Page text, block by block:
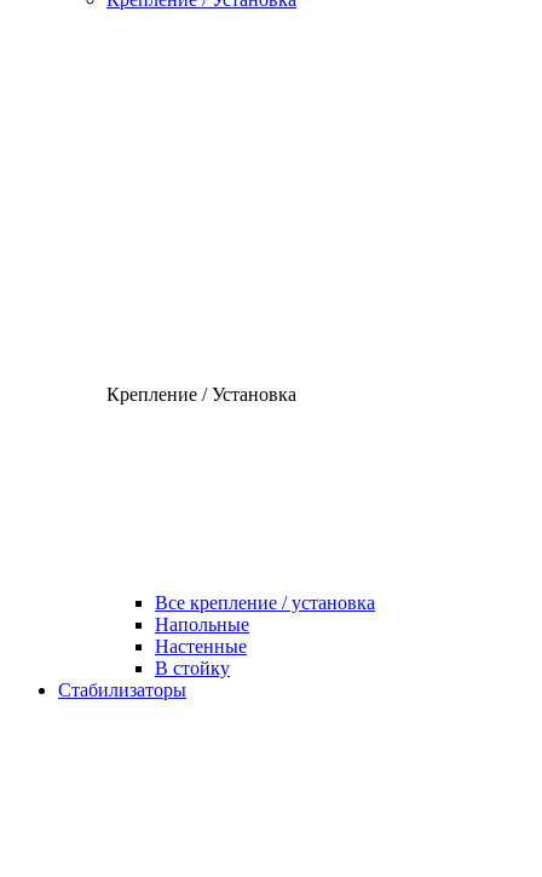
Крепление / Установка
Все крепление / установка
Напольные
Настенные
В стойку
Стабилизаторы